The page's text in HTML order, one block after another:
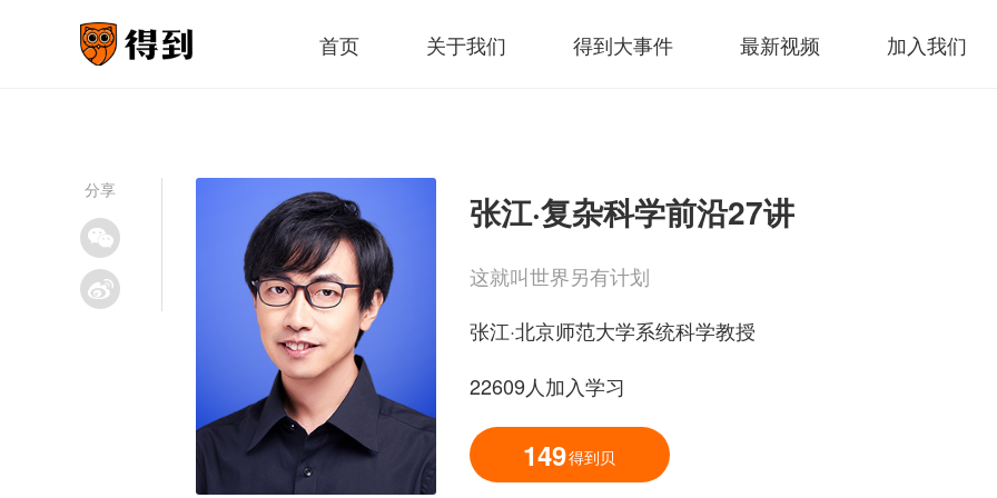
首页 关于我们 得到大事件 最新视频 加入我们
分享
张江·复杂科学前沿27讲
这就叫世界另有计划
张江·北京师范大学系统科学教授
22609人加入学习
149得到贝